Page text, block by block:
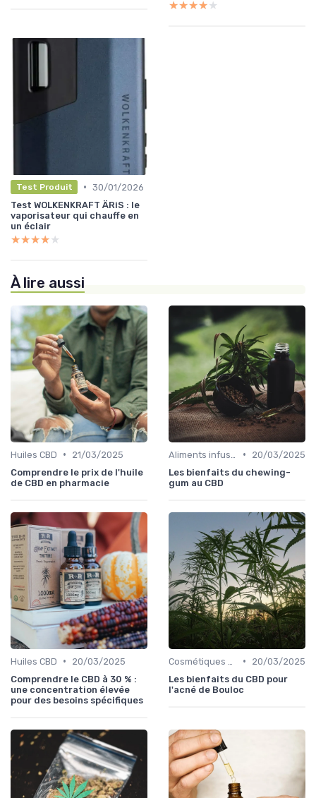
★★★★★
★★★★★
Test Produit • 30/01/2026
Test WOLKENKRAFT ÄRiS : le
vaporisateur qui chauffe en
un éclair
★★★★★
★★★★★
À lire aussi
Huiles CBD •
21/03/2025
Comprendre le prix de l'huile
de CBD en pharmacie
•
20/03/2025
Les bienfaits du chewing-
gum au CBD
Huiles CBD •
20/03/2025
Comprendre le CBD à 30 % :
une concentration élevée
pour des besoins spécifiques
•
20/03/2025
Les bienfaits du CBD pour
l'acné de Bouloc